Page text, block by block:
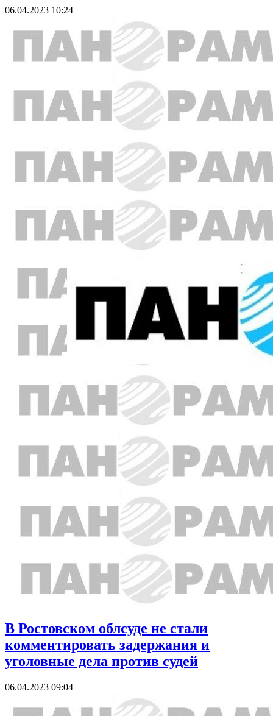
06.04.2023 10:24
В Ростовском облсуде не стали
комментировать задержания и
уголовные дела против судей
06.04.2023 09:04